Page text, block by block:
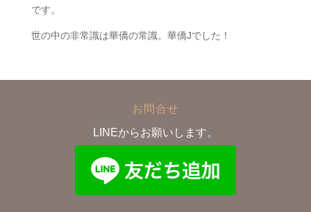
です。
世の中の非常識は華僑の常識。華僑Jでした！
お問合せ
LINEからお願いします。